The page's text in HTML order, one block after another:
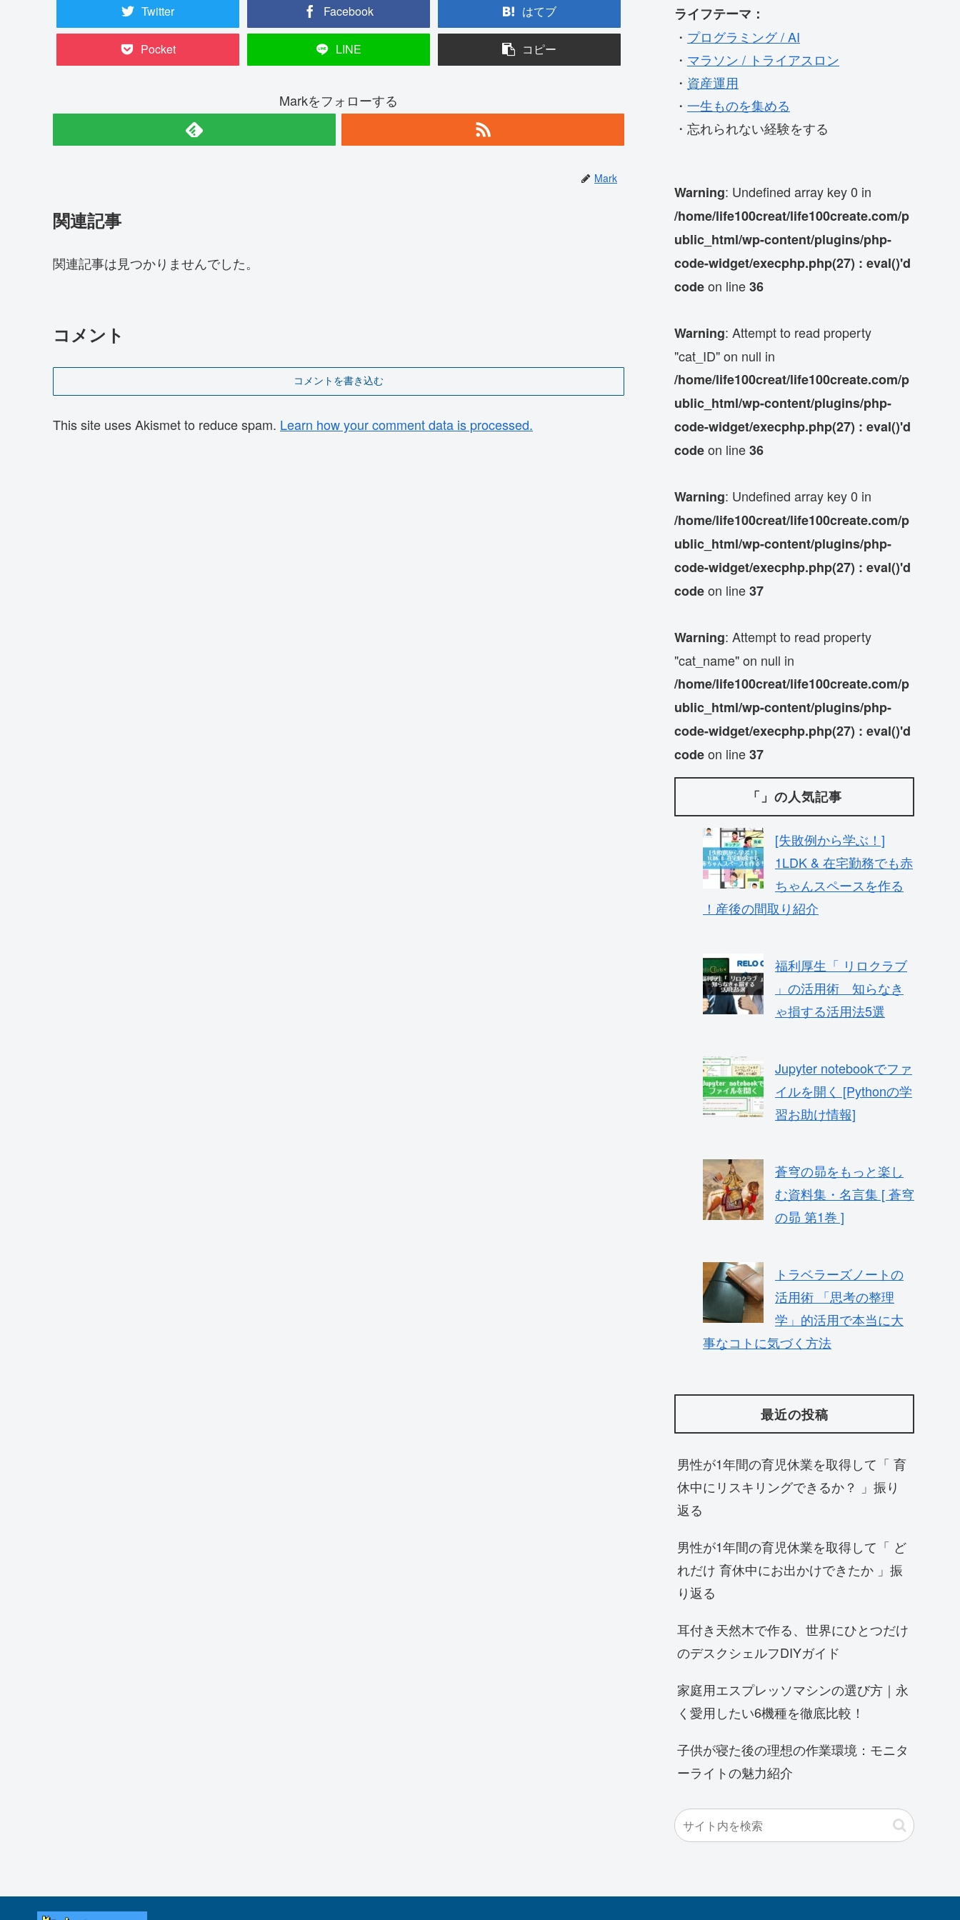
Twitter Facebook はてブ
Pocket LINE コピー
Markをフォローする
Mark
関連記事
関連記事は見つかりませんでした。
コメント
コメントを書き込む
This site uses Akismet to reduce spam. Learn how your comment data is processed.
ライフテーマ：
・ プログラミング / AI
・ マラソン / トライアスロン
・ 資産運用
・ 一生ものを集める
・忘れられない経験をする
Warning: Undefined array key 0 in
/home/life100creat/life100create.com/p
ublic_html/wp-content/plugins/php-
code-widget/execphp.php(27) : eval()'d
codeon line36
Warning: Attempt to read property
"cat_ID" on null in
/home/life100creat/life100create.com/p
ublic_html/wp-content/plugins/php-
code-widget/execphp.php(27) : eval()'d
codeon line36
Warning: Undefined array key 0 in
/home/life100creat/life100create.com/p
ublic_html/wp-content/plugins/php-
code-widget/execphp.php(27) : eval()'d
codeon line37
Warning: Attempt to read property
"cat_name" on null in
/home/life100creat/life100create.com/p
ublic_html/wp-content/plugins/php-
code-widget/execphp.php(27) : eval()'d
codeon line37
「」の人気記事
[失敗例から学ぶ！]
1LDK & 在宅勤務でも赤
ちゃんスペースを作る
！産後の間取り紹介
福利厚生「 リロクラブ
」の活用術 知らなき
ゃ損する活用法5選
Jupyter notebookでファ
イルを開く [Pythonの学
習お助け情報]
蒼穹の昴をもっと楽し
む資料集・名言集 [ 蒼穹
の昴 第1巻 ]
トラベラーズノートの
活用術 「思考の整理
学」的活用で本当に大
事なコトに気づく方法
最近の投稿
男性が1年間の育児休業を取得して「 育
休中にリスキリングできるか？ 」振り
返る
男性が1年間の育児休業を取得して「 ど
れだけ 育休中にお出かけできたか 」振
り返る
耳付き天然木で作る、世界にひとつだけ
のデスクシェルフDIYガイド
家庭用エスプレッソマシンの選び方｜永
く愛用したい6機種を徹底比較！
子供が寝た後の理想の作業環境：モニタ
ーライトの魅力紹介